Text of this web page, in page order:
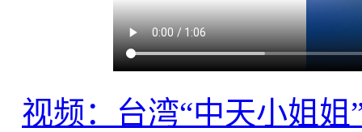
视频：台湾“中天小姐